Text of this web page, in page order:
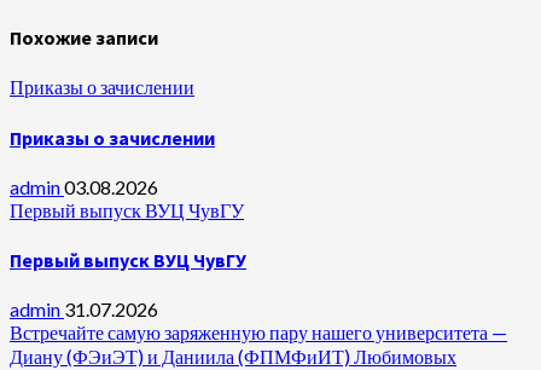
Похожие записи
Приказы о зачислении
Приказы о зачислении
admin03.08.2026
Первый выпуск ВУЦ ЧувГУ
Первый выпуск ВУЦ ЧувГУ
admin 31.07.2026
Встречайте самую заряженную пару нашего университета —
Диану (ФЭиЭТ) и Даниила (ФПМФиИТ) Любимовых